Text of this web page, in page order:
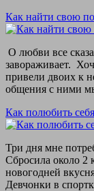
Как найти свою
О любви все
завораживает.
привели двоих к
общения с ними
Как полюбить себя
Три дня мне
Сбросила около 2
новогодней
Девчонки в